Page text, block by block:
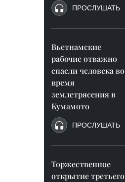
ПРОСЛУШАТЬ
Вьетнамские
рабочие отважно
спасли человека во
время
землетрясения в
Кумамото
ПРОСЛУШАТЬ
Торжественное
открытие третьего